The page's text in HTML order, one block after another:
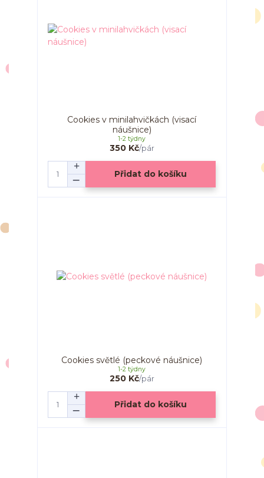
Cookies v minilahvičkách (visací
náušnice)
350 Kč/pár
1-2 týdny
Přidat do košíku
Cookies světlé (peckové náušnice)
250 Kč/pár
1-2 týdny
Přidat do košíku